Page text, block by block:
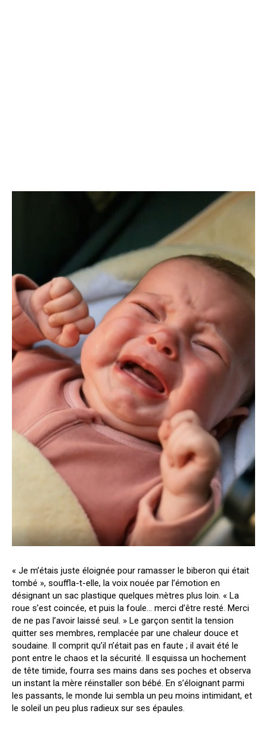
« Je m’étais juste éloignée pour ramasser le biberon qui était
tombé », souffla-t-elle, la voix nouée par l’émotion en
désignant un sac plastique quelques mètres plus loin. « La
roue s’est coincée, et puis la foule… merci d’être resté. Merci
de ne pas l’avoir laissé seul. » Le garçon sentit la tension
quitter ses membres, remplacée par une chaleur douce et
soudaine. Il comprit qu’il n’était pas en faute ; il avait été le
pont entre le chaos et la sécurité. Il esquissa un hochement
de tête timide, fourra ses mains dans ses poches et observa
un instant la mère réinstaller son bébé. En s’éloignant parmi
les passants, le monde lui sembla un peu moins intimidant, et
le soleil un peu plus radieux sur ses épaules.